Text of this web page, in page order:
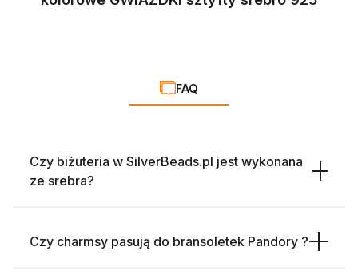
FAQ
Czy biżuteria w SilverBeads.pl jest wykonana
ze srebra?
Czy charmsy pasują do bransoletek Pandory ?